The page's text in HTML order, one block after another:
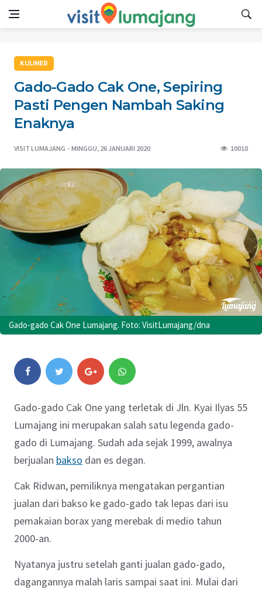
KULINER
Gado-Gado Cak One, Sepiring
Pasti Pengen Nambah Saking
Enaknya
VISIT LUMAJANG MINGGU, 26 JANUARI 2020 10010
Gado-gado Cak One Lumajang. Foto: VisitLumajang/dna
Gado-gado Cak One yang terletak di Jln. Kyai Ilyas 55
Lumajang ini merupakan salah satu legenda gado-
gado di Lumajang. Sudah ada sejak 1999, awalnya
berjualan bakso dan es degan.
Cak Ridwan, pemiliknya mengatakan pergantian
jualan dari bakso ke gado-gado tak lepas dari isu
pemakaian borax yang merebak di medio tahun
2000-an.
Nyatanya justru setelah ganti jualan gado-gado,
dagangannya malah laris sampai saat ini. Mulai dari